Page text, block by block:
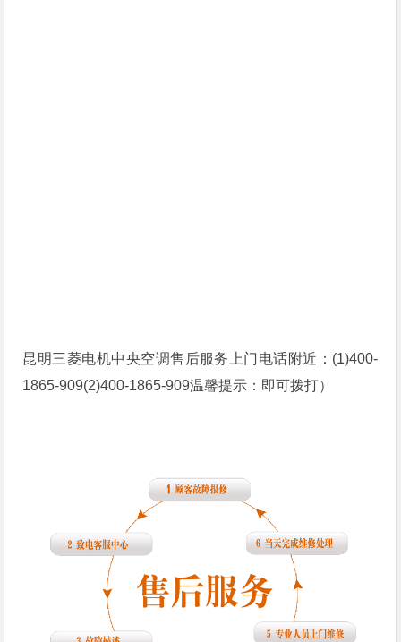
昆明三菱电机中央空调售后服务上门电话附近：(1)400-
1865-909(2)400-1865-909温馨提示：即可拨打）